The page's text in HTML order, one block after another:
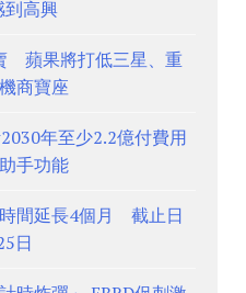
到高興
蘋果將打低三星、重
商寶座
年至少2.2億付費用
手功能
間延長4個月 截止日
日